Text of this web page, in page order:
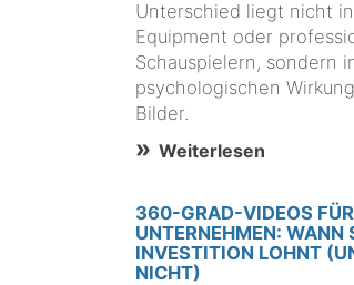
Unterschied liegt nicht
Equipment oder
Schauspielern, sondern
psychologischen
Bilder.
Weiterlesen
360-GRAD-VIDEOS FÜR
UNTERNEHMEN: WANN
INVESTITION LOHNT
NICHT)